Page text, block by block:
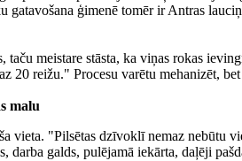
gatavošana ģimenē tomēr ir Antras
taču meistare stāsta, ka viņas rokas
20 reižu." Procesu varētu mehanizēt,
malu
vieta. "Pilsētas dzīvoklī nemaz nebūtu
darba galds, pulējamā iekārta, daļēji